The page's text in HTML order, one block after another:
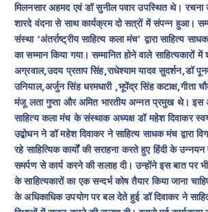
मिलनसार अहमद एवं डॉ सुनील पवार उपस्थित थे। रचना
शारदे वंदना से साथ कार्यक्रम दो सत्रों में संपन्न हुआ।
संस्था ‘अंतर्राष्ट्रीय साहित्य कला मंच’ द्वारा साहित्य
का सम्मान किया गया। सम्मानित होने वाले साहित्यकारों में
अग्रवाल,उदय प्रताप सिंह,राधेश्याम यादव सुदर्शन,डॉ
उनियाल,अर्जुन सिंह धरमधारी ,भूपेंद्र सिंह कटाक्ष,गीता
मंजू लता गुप्ता और अमित भारतीय अन्नत प्रमुख थे। इस
साहित्य कला मंच के संस्थाक अध्यक्ष डॉ महेश दिवाकर
उद्बोधन ने डॉ महेश दिवाकर ने साहित्य साधक मंच द्वारा
रहे साहित्यिक कार्यों की सराहना करते हुए हिंदी के
समर्पण से कार्य करने की सलाह दी। उन्होंने इस बात पर
के साहित्यकारों का एक सन्दर्भ कोष तैयार किया जाना
के अधिकाधिक उपयोग पर बल देते हुई डॉ दिवाकर ने